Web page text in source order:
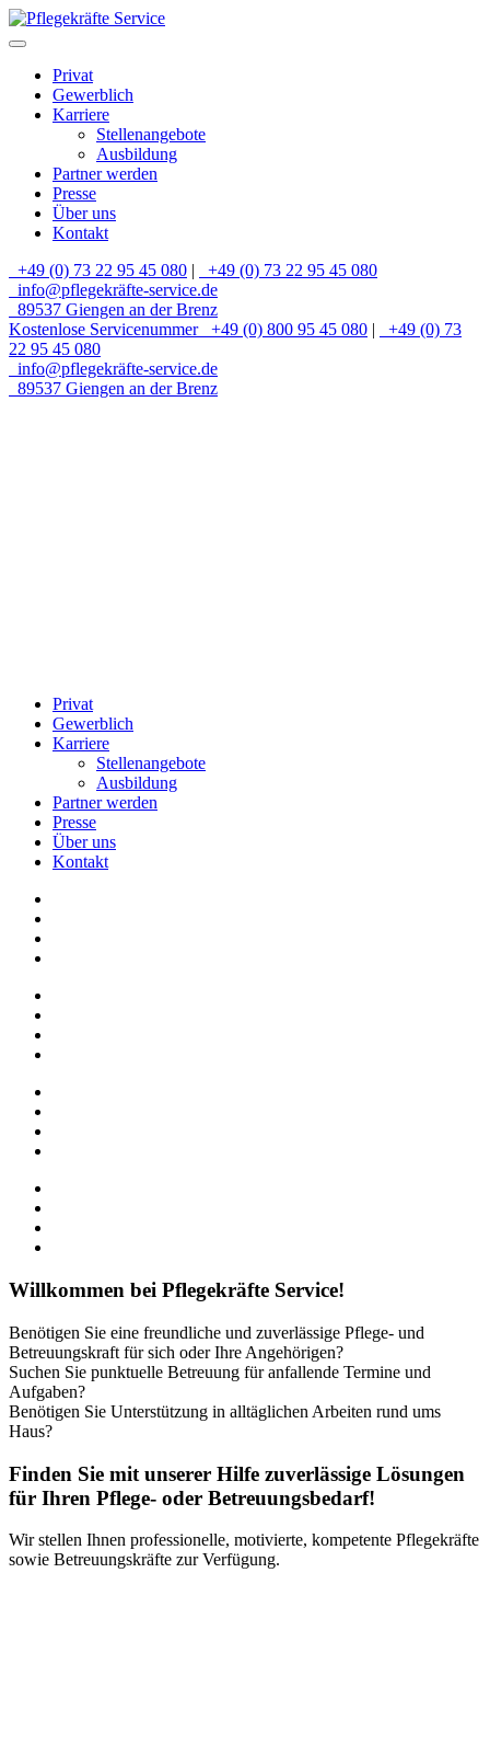
Privat
Gewerblich
Karriere
Stellenangebote
Ausbildung
Partner werden
Presse
Über uns
Kontakt
+49 (0) 73 22 95 45 080 |
+49 (0) 73 22 95 45 080
info@pflegekräfte-service.de
89537 Giengen an der Brenz
Kostenlose Servicenummer
+49 (0) 800 95 45 080 |
+49 (0) 73
22 95 45 080
info@pflegekräfte-service.de
89537 Giengen an der Brenz
Privat
Gewerblich
Karriere
Stellenangebote
Ausbildung
Partner werden
Presse
Über uns
Kontakt
Willkommen bei Pflegekräfte Service!
Benötigen Sie eine freundliche und zuverlässige Pflege- und
Betreuungskraft für sich oder Ihre Angehörigen?
Suchen Sie punktuelle Betreuung für anfallende Termine und
Aufgaben?
Benötigen Sie Unterstützung in alltäglichen Arbeiten rund ums
Haus?
Finden Sie mit unserer Hilfe zuverlässige Lösungen
für Ihren Pflege- oder Betreuungsbedarf!
Wir stellen Ihnen professionelle, motivierte, kompetente Pflegekräfte
sowie Betreuungskräfte zur Verfügung.